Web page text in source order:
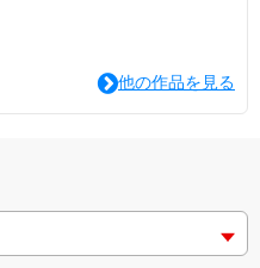
他の作品を見る